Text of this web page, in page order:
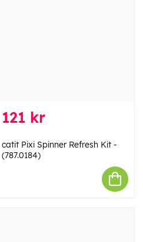
121 kr
catit Pixi Spinner Refresh Kit -
(787.0184)